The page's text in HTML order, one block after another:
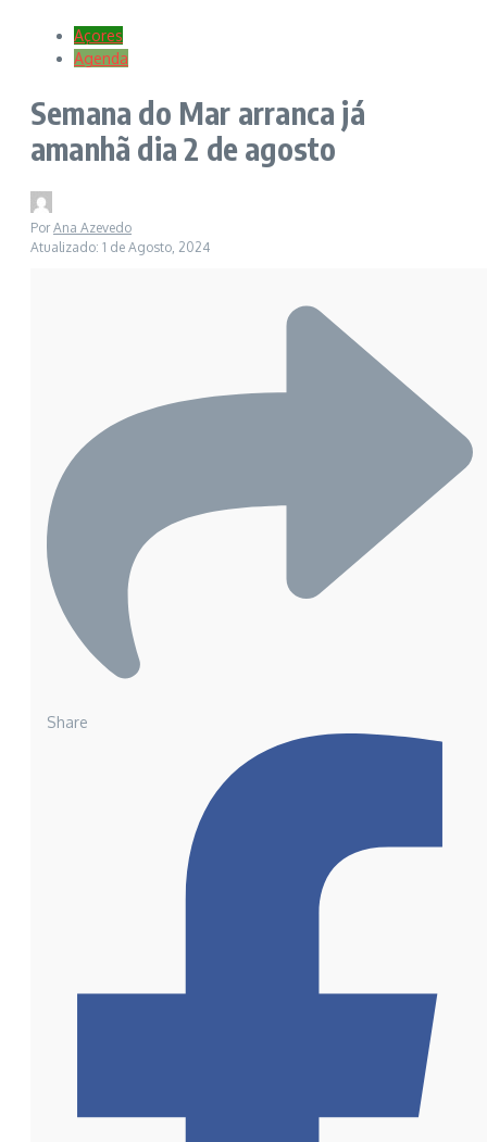
Açores
Agenda
Semana do Mar arranca já
amanhã dia 2 de agosto
PorAna Azevedo
Atualizado: 1 de Agosto, 2024
Share